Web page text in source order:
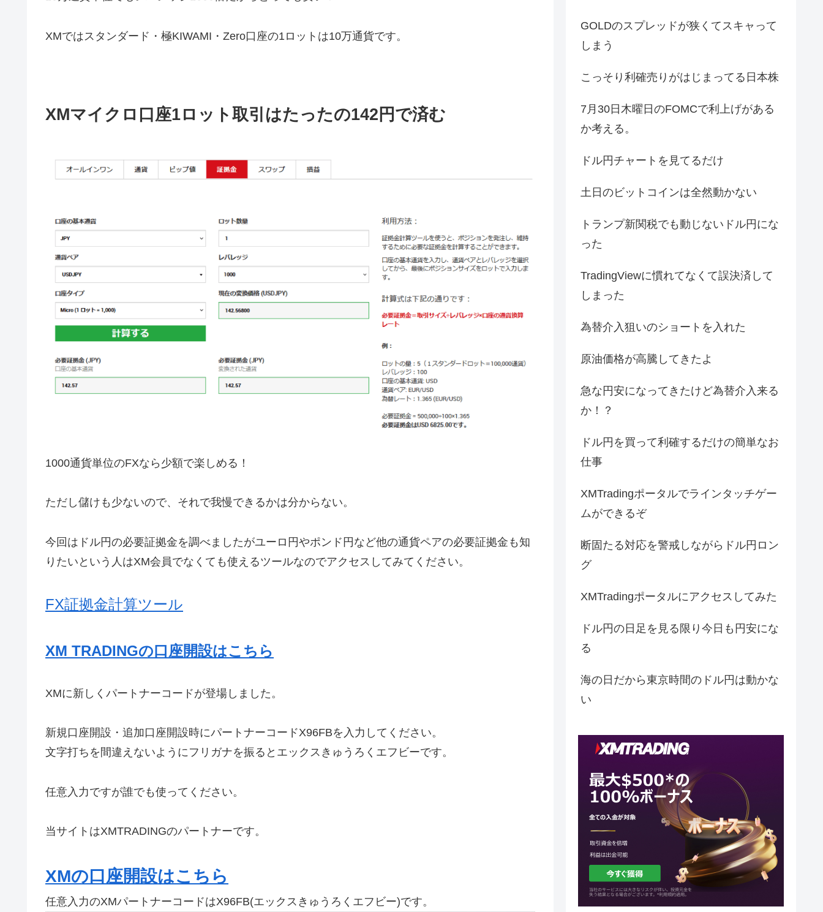
XMではスタンダード・極KIWAMI・Zero口座の1ロットは10万通貨です。
XMマイクロ口座1ロット取引はたったの142円で済む
1000通貨単位のFXなら少額で楽しめる！
ただし儲けも少ないので、それで我慢できるかは分からない。
今回はドル円の必要証拠金を調べましたがユーロ円やポンド円など他の通貨ペアの必要証拠金も知
りたいという人はXM会員でなくても使えるツールなのでアクセスしてみてください。
FX証拠金計算ツール
XM TRADINGの口座開設はこちら
XMに新しくパートナーコードが登場しました。
新規口座開設・追加口座開設時にパートナーコードX96FBを入力してください。
文字打ちを間違えないようにフリガナを振るとエックスきゅうろくエフビーです。
任意入力ですが誰でも使ってください。
当サイトはXMTRADINGのパートナーです。
XMの口座開設はこちら
任意入力のXMパートナーコードはX96FB(エックスきゅうろくエフビー)です。
GOLDのスプレッドが狭くてスキャって
しまう
こっそり利確売りがはじまってる日本株
7月30日木曜日のFOMCで利上げがある
か考える。
ドル円チャートを見てるだけ
土日のビットコインは全然動かない
トランプ新関税でも動じないドル円にな
った
TradingViewに慣れてなくて誤決済して
しまった
為替介入狙いのショートを入れた
原油価格が高騰してきたよ
急な円安になってきたけど為替介入来る
か！？
ドル円を買って利確するだけの簡単なお
仕事
XMTradingポータルでラインタッチゲー
ムができるぞ
断固たる対応を警戒しながらドル円ロン
グ
XMTradingポータルにアクセスしてみた
ドル円の日足を見る限り今日も円安にな
る
海の日だから東京時間のドル円は動かな
い